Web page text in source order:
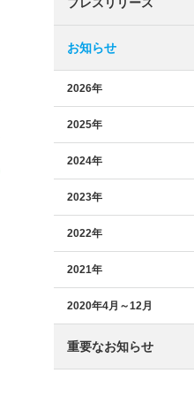
お知らせ
2026年
2025年
2024年
2023年
2022年
2021年
2020年4月～12月
重要なお知らせ